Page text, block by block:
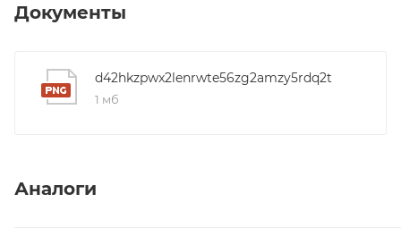
Документы
d42hkzpwx2lenrwte56zg2amzy5rdq2t
1 мб
Аналоги